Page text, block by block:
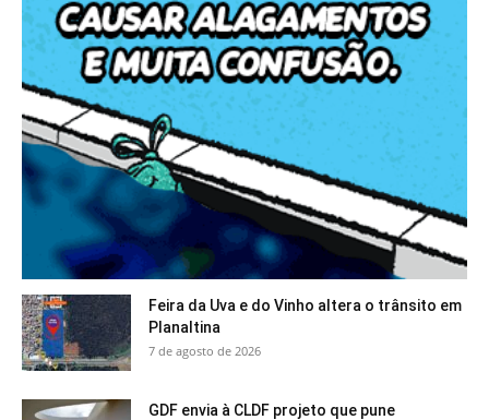
Feira da Uva e do Vinho altera o trânsito em
Planaltina
7 de agosto de 2026
GDF envia à CLDF projeto que pune